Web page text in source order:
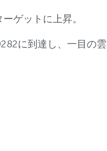
ゲットに上昇。
に到達し、一目の